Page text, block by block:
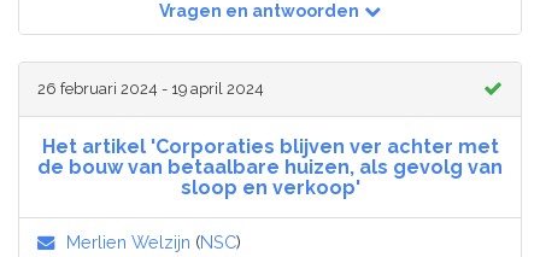
Vragen en antwoorden
26 februari 2024 - 19 april 2024
Het artikel 'Corporaties blijven ver achter met
de bouw van betaalbare huizen, als gevolg van
sloop en verkoop'
Merlien Welzijn (NSC)